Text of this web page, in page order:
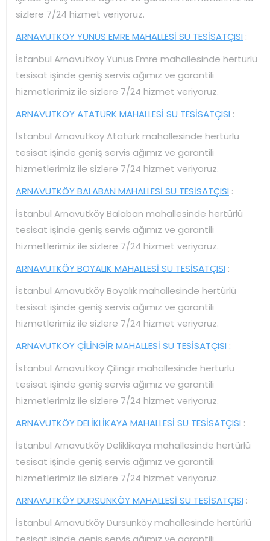
sizlere 7/24 hizmet veriyoruz.
ARNAVUTKÖY YUNUS EMRE MAHALLESİ SU TESİSATÇISI :
İstanbul Arnavutköy Yunus Emre mahallesinde hertürlü
tesisat işinde geniş servis ağımız ve garantili
hizmetlerimiz ile sizlere 7/24 hizmet veriyoruz.
ARNAVUTKÖY ATATÜRK MAHALLESİ SU TESİSATÇISI :
İstanbul Arnavutköy Atatürk mahallesinde hertürlü
tesisat işinde geniş servis ağımız ve garantili
hizmetlerimiz ile sizlere 7/24 hizmet veriyoruz.
ARNAVUTKÖY BALABAN MAHALLESİ SU TESİSATÇISI :
İstanbul Arnavutköy Balaban mahallesinde hertürlü
tesisat işinde geniş servis ağımız ve garantili
hizmetlerimiz ile sizlere 7/24 hizmet veriyoruz.
ARNAVUTKÖY BOYALIK MAHALLESİ SU TESİSATÇISI :
İstanbul Arnavutköy Boyalık mahallesinde hertürlü
tesisat işinde geniş servis ağımız ve garantili
hizmetlerimiz ile sizlere 7/24 hizmet veriyoruz.
ARNAVUTKÖY ÇİLİNGİR MAHALLESİ SU TESİSATÇISI :
İstanbul Arnavutköy Çilingir mahallesinde hertürlü
tesisat işinde geniş servis ağımız ve garantili
hizmetlerimiz ile sizlere 7/24 hizmet veriyoruz.
ARNAVUTKÖY DELİKLİKAYA MAHALLESİ SU TESİSATÇISI :
İstanbul Arnavutköy Deliklikaya mahallesinde hertürlü
tesisat işinde geniş servis ağımız ve garantili
hizmetlerimiz ile sizlere 7/24 hizmet veriyoruz.
ARNAVUTKÖY DURSUNKÖY MAHALLESİ SU TESİSATÇISI :
İstanbul Arnavutköy Dursunköy mahallesinde hertürlü